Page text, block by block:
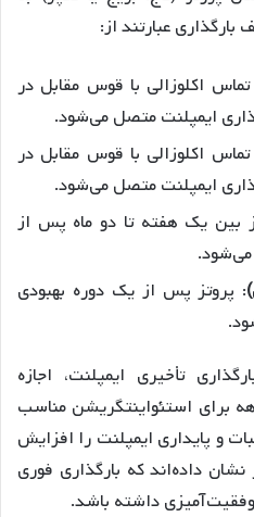
بارگذاری عبارتند از:
اکلوزالی با قوس مقابل در
ایمپلنت متصل می‌شود.
اکلوزالی با قوس مقابل در
ایمپلنت متصل می‌شود.
بین یک هفته تا دو ماه پس از
می‌شود.
): پروتز پس از یک دوره بهبودی
تأخیری ایمپلنت، اجازه
تا دوره بهبودی ۳-۶ ماهه برای استئواینتگریشن مناسب
و پایداری ایمپلنت را افزایش
نشان داده‌اند که بارگذاری فوری
داشته باشد.